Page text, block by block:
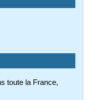
toute la France,